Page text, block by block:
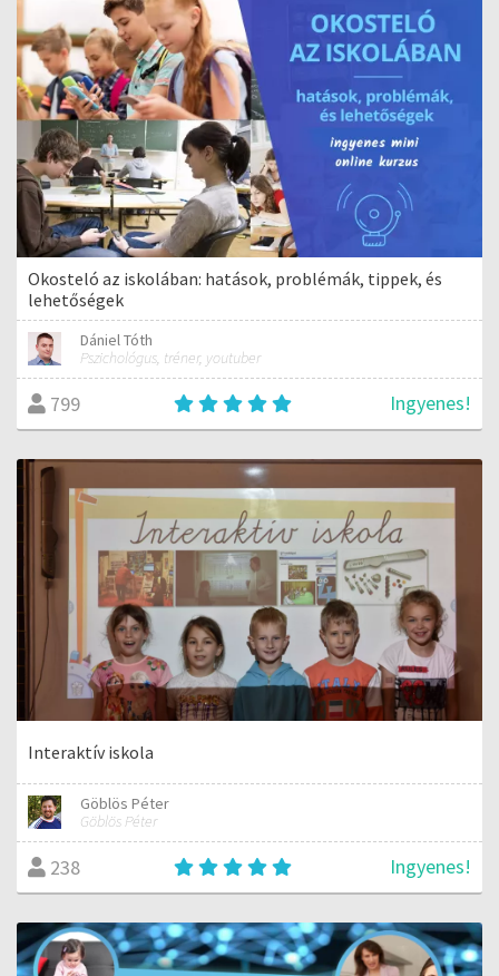
Okosteló az iskolában: hatások, problémák, tippek, és
lehetőségek
Dániel Tóth
Pszichológus, tréner, youtuber
799 Ingyenes!
Interaktív iskola
Göblös Péter
Göblös Péter
238 Ingyenes!